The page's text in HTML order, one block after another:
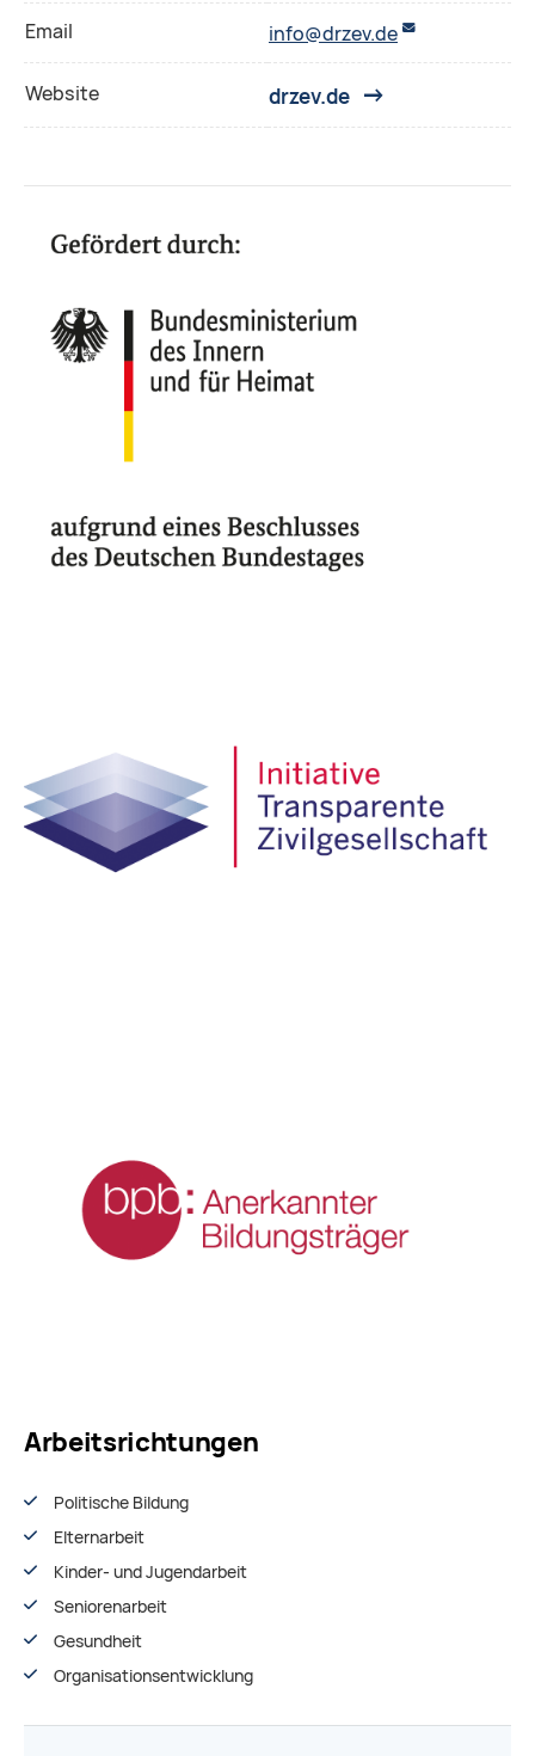
Email info@drzev.de
Website drzev.de
Arbeitsrichtungen
Politische Bildung
Elternarbeit
Kinder- und Jugendarbeit
Seniorenarbeit
Gesundheit
Organisationsentwiсklung